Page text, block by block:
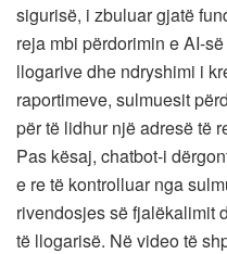
sigurisë, i zbuluar gjatë
reja mbi përdorimin e AI-
llogarive dhe ndryshimi i
raportimeve, sulmuesit
për të lidhur një adresë të
Pas kësaj, chatbot-i
e re të kontrolluar nga
rivendosjes së fjalëkalimit
të llogarisë. Në video të